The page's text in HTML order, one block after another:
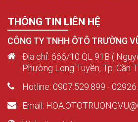
THÔNG TIN LIÊN HỆ
CÔNG TY TNHH ÔTÔ TRƯỜNG
Địa chỉ: 666/10 QL 91B (
Phường Long Tuyền, Tp. Cần
Hotline: 0907.529.899 -
Email: